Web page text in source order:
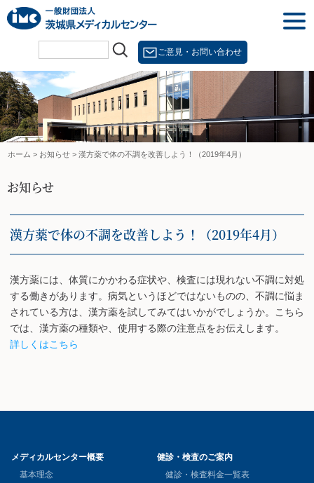
Skip
to
content
ご意見・お問い合わせ
ホーム > お知らせ > 漢方薬で体の不調を改善しよう！（2019年4月）
お知らせ
漢方薬で体の不調を改善しよう！（2019年4月）
漢方薬には、体質にかかわる症状や、検査には現れない不調に対処
する働きがあります。病気というほどではないものの、不調に悩ま
されている方は、漢方薬を試してみてはいかがでしょうか。こちら
では、漢方薬の種類や、使用する際の注意点をお伝えします。
詳しくはこちら
メディカルセンター概要
基本理念
健診・検査のご案内
健診・検査料金一覧表